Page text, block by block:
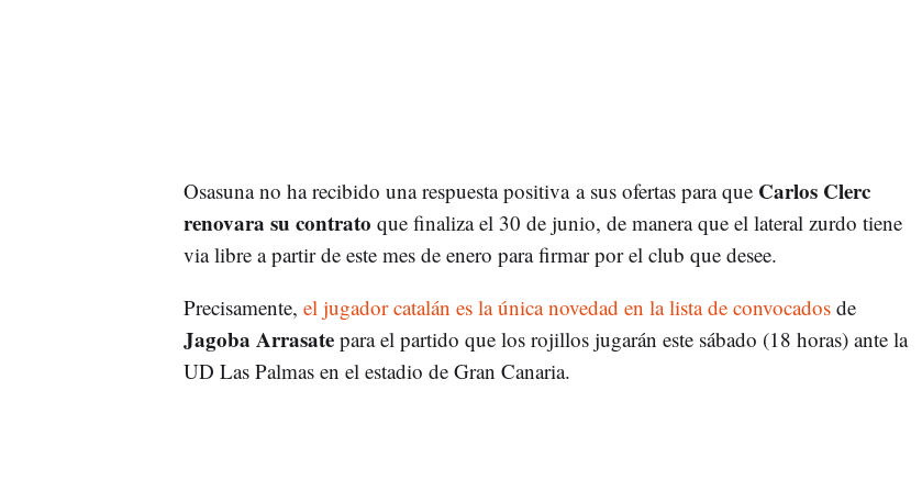
Osasuna no ha recibido una respuesta positiva a sus ofertas para queCarlos Clerc
renovara su contrato que finaliza el 30 de junio, de manera que el lateral zurdo tiene
via libre a partir de este mes de enero para firmar por el club que desee.
Precisamente, el jugador catalán es la única novedad en la lista de convocadosde
Jagoba Arrasatepara el partido que los rojillos jugarán este sábado (18 horas) ante la
UD Las Palmas en el estadio de Gran Canaria.